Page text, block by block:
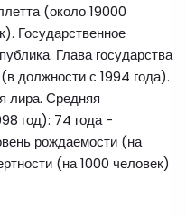
(около 19000
Государственное
Глава государства
должности с 1994 года).
лира. Средняя
год): 74 года -
рождаемости (на
(на 1000 человек)